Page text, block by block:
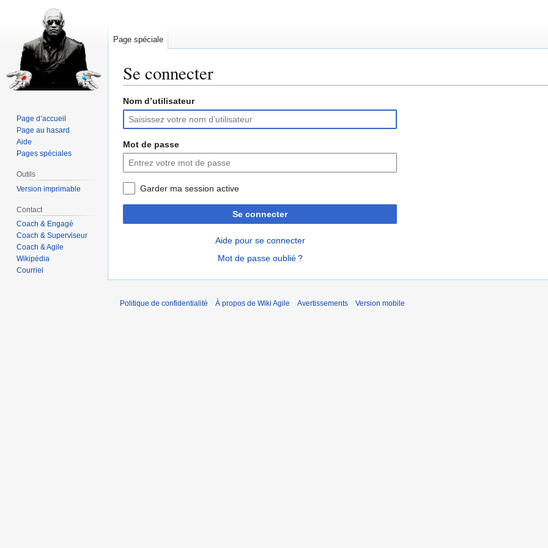
Se connecter
Aller
la
navigation
Aller
la
recherche
Nom d’utilisateur
Mot de passe
Garder ma session active
Se connecter
Aide pour se connecter
Mot de passe oublié ?
Page spéciale
Page d’accueil
Page au hasard
Aide
Pages spéciales
Outils
Version imprimable
Contact
Coach & Engagé
Coach & Superviseur
Coach & Agile
Wikipédia
Courriel
Politique de confidentialité À propos de Wiki Agile Avertissements Version mobile